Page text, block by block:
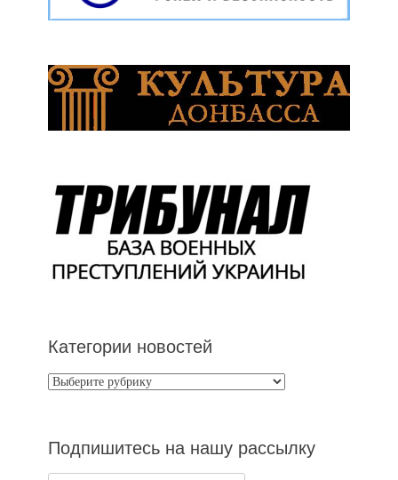
Категории новостей
Категории
Подпишитесь на нашу рассылку